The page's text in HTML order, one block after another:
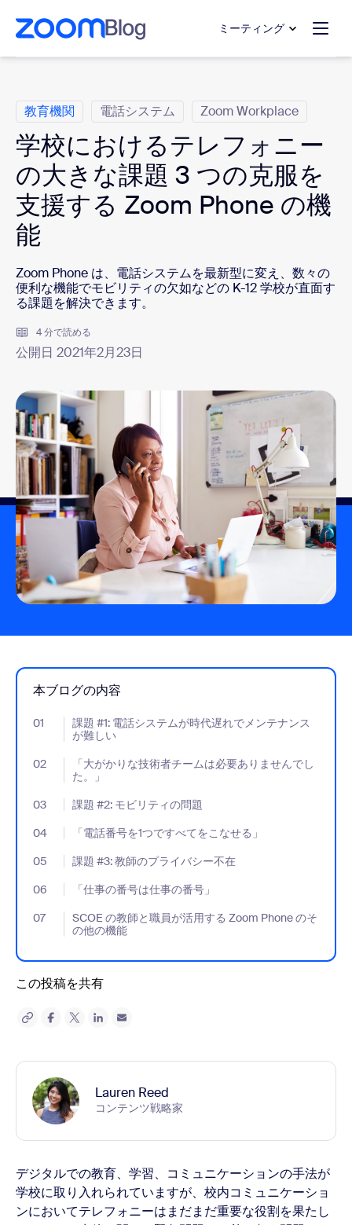
テンツへスキップ
ットへスキップ
ミーティング
教育機関 電話システム Zoom Workplace
学校におけるテレフォニー
の大きな課題 3 つの克服を
支援する Zoom Phone の機
能
Zoom Phone は、電話システムを最新型に変え、数々の
便利な機能でモビリティの欠如などの K-12 学校が直面す
る課題を解決できます。
4 分で読める
公開日 2021年2月23日
本ブログの内容
01
課題 #1: 電話システムが時代遅れでメンテナンス
が難しい
- Jumplink to 課題 #1: 電話システムが時代遅れでメンテナンス
02
「大がかりな技術者チームは必要ありませんでし
た。」
- Jumplink to 「大がかりな技術者チームは必要ありませんでし
03 課題 #2: モビリティの問題
- Jumplink to 課題 #2: モビリティの問題
04
「電話番号を1つですべてをこなせる」
- Jumplink to 「電話番号を1つですべてをこなせる」
05
課題 #3: 教師のプライバシー不在
- Jumplink to 課題 #3: 教師のプライバシー不在
06
「仕事の番号は仕事の番号」
- Jumplink to 「仕事の番号は仕事の番号」
07
SCOE の教師と職員が活用する Zoom Phone のそ
の他の機能
- Jumplink to SCOE の教師と職員が活用する Zoom Phone のそ
この投稿を共有
Lauren Reed
コンテンツ戦略家
デジタルでの教育、学習、コミュニケーションの手法が
学校に取り入れられていますが、校内コミュニケーショ
ンにおいてテレフォニーはまだまだ重要な役割を果たし